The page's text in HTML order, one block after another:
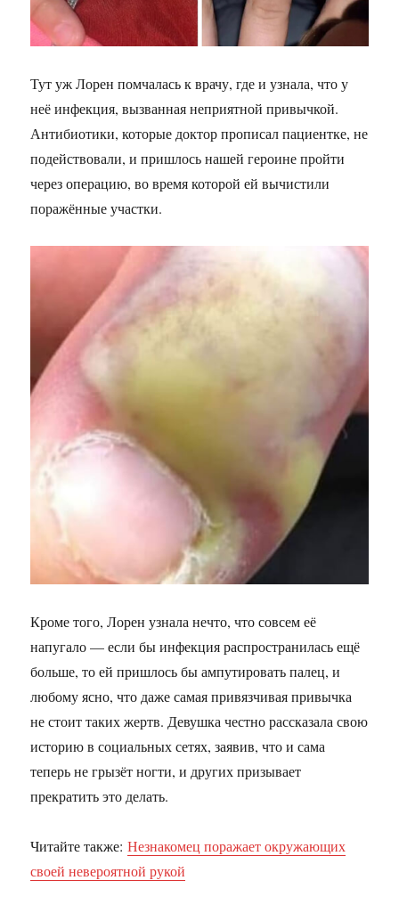
Тут уж Лорен помчалась к врачу, где и узнала, что у
неё инфекция, вызванная неприятной привычкой.
Антибиотики, которые доктор прописал пациентке, не
подействовали, и пришлось нашей героине пройти
через операцию, во время которой ей вычистили
поражённые участки.
Кроме того, Лорен узнала нечто, что совсем её
напугало — если бы инфекция распространилась ещё
больше, то ей пришлось бы ампутировать палец, и
любому ясно, что даже самая привязчивая привычка
не стоит таких жертв. Девушка честно рассказала свою
историю в социальных сетях, заявив, что и сама
теперь не грызёт ногти, и других призывает
прекратить это делать.
Читайте также:Незнакомец поражает окружающих
своей невероятной рукой